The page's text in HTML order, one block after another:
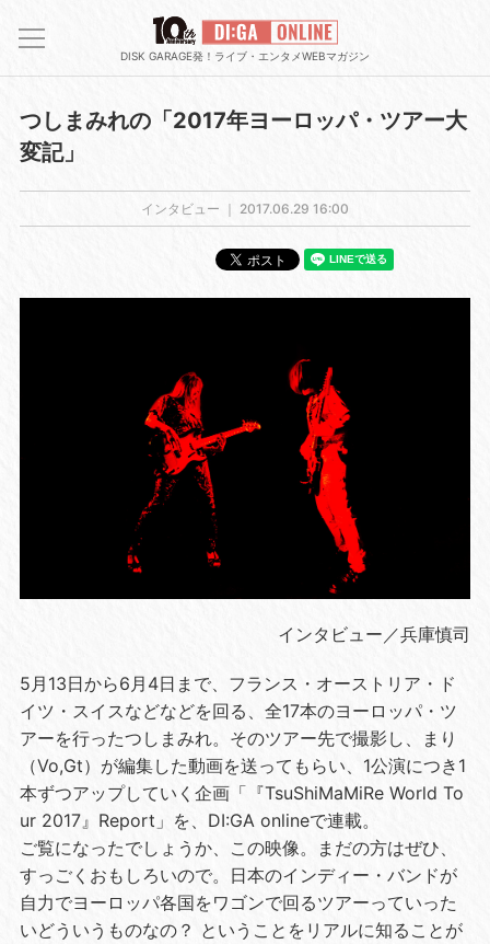
DISK GARAGE発！ライブ・エンタメWEBマガジン
つしまみれの「2017年ヨーロッパ・ツアー大
変記」
インタビュー ｜ 2017.06.29 16:00
インタビュー／兵庫慎司
5月13日から6月4日まで、フランス・オーストリア・ド
イツ・スイスなどなどを回る、全17本のヨーロッパ・ツ
アーを行ったつしまみれ。そのツアー先で撮影し、まり
（Vo,Gt）が編集した動画を送ってもらい、1公演につき1
本ずつアップしていく企画「『TsuShiMaMiRe World To
ur 2017』Report」を、DI:GA onlineで連載。
ご覧になったでしょうか、この映像。まだの方はぜひ、
すっごくおもしろいので。日本のインディー・バンドが
自力でヨーロッパ各国をワゴンで回るツアーっていった
いどういうものなの？ ということをリアルに知ることが